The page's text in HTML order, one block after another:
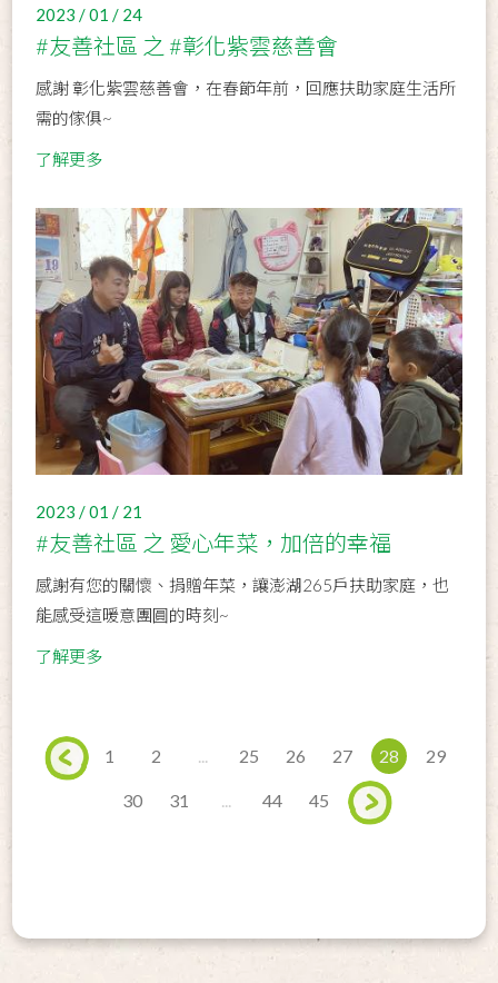
2023 / 01 / 24
#友善社區 之 #彰化紫雲慈善會
感謝 彰化紫雲慈善會，在春節年前，回應扶助家庭生活所
需的傢俱~
了解更多
2023 / 01 / 21
#友善社區 之 愛心年菜，加倍的幸福
感謝有您的關懷、捐贈年菜，讓澎湖265戶扶助家庭，也
能感受這暖意團圓的時刻~
了解更多
1 2 25 26 27 28 29
30 31 44 45